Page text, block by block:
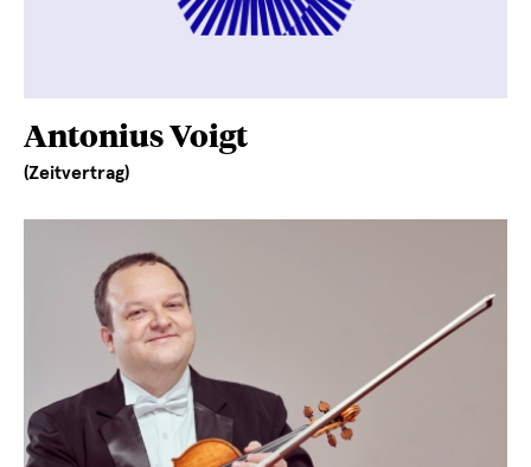
Antonius Voigt
(Zeitvertrag)